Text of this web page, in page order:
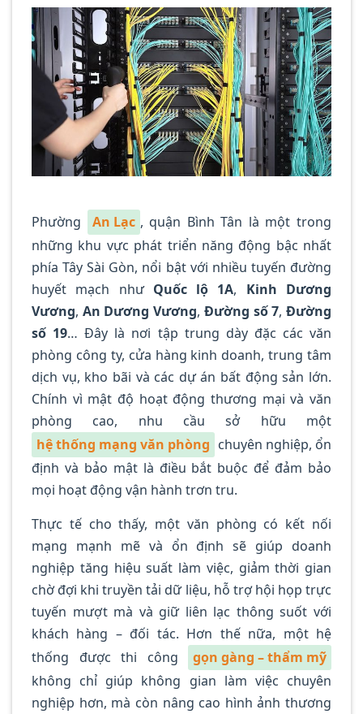
Với hơn 5 năm kinh nghiệm, Camera
Minh Khang là đơn vị hàng đầu
trong [...]
CONTINUE READING→
Phường An Lạc , quận Bình Tân là một trong
những khu vực phát triển năng động bậc nhất
phía Tây Sài Gòn, nổi bật với nhiều tuyến đường
huyết mạch như Quốc lộ 1A, Kinh Dương
Vương, An Dương Vương, Đường số 7,Đường
số 19… Đây là nơi tập trung dày đặc các văn
phòng công ty, cửa hàng kinh doanh, trung tâm
dịch vụ, kho bãi và các dự án bất động sản lớn.
Chính vì mật độ hoạt động thương mại và văn
phòng cao, nhu cầu sở hữu một
hệ thống mạng văn phòng chuyên nghiệp, ổn
định và bảo mật là điều bắt buộc để đảm bảo
mọi hoạt động vận hành trơn tru.
Thực tế cho thấy, một văn phòng có kết nối
mạng mạnh mẽ và ổn định sẽ giúp doanh
nghiệp tăng hiệu suất làm việc, giảm thời gian
chờ đợi khi truyền tải dữ liệu, hỗ trợ hội họp trực
tuyến mượt mà và giữ liên lạc thông suốt với
khách hàng – đối tác. Hơn thế nữa, một hệ
thống được thi công
gọn gàng – thẩm mỹ
không chỉ giúp không gian làm việc chuyên
nghiệp hơn, mà còn nâng cao hình ảnh thương